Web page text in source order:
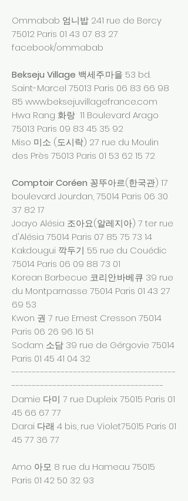
Ommabab 엄니밥 241 rue de Bercy
75012 Paris 01 43 07 83 27
facebook/ommabab
Bekseju Village 백세주.마을 53 bd.
Saint-Marcel 75013 Paris 06 83 66 98
85 www.beksejuvillagefrance.com
Hwa Rang 화랑 11 Boulevard Arago
75013 Paris 09 83 45 35 92
Miso 미소 (도시락) 27 rue du Moulin
des Près 75013 Paris 01 53 62 15 72
Comptoir Coréen 꽁뚜아르(한국관) 17
boulevard Jourdan, 75014 Paris 06 30
37 82 17
Joayo Alésia 조아요(알레지아) 7 ter rue
d'Alésia 75014 Paris 07 85 75 73 14
Kakdougui 깍두기 55 rue du Couédic
75014 Paris 06 09 88 73 01
Korean Barbecue 코리안.바베큐 39 rue
du Montparnasse 75014 Paris 01 43 27
69 53
Kwon 권 7 rue Ernest Cresson 75014
Paris 06 26 96 16 51
Sodam 소담 39 rue de Gérgovie 75014
Paris 01 45 41 04 32
----------------------------------------
-------------------------------------
Damie 다미 7 rue Dupleix 75015 Paris 01
45 66 67 77
Darai 다래 4 bis, rue Violet75015 Paris 01
45 77 36 77
Amo 아모 8 rue du Hameau 75015
Paris 01 42 50 32 93